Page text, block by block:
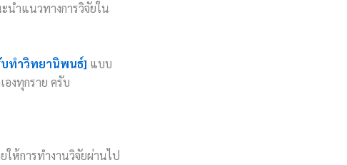
ำแนวทางการวิจัยใน
ทำวิทยานิพนธ์] แบบ
งทุกราย ครับ
ให้การทำงานวิจัยผ่านไป